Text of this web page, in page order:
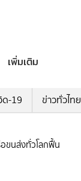
เพิ่มเติม
ด-19 ข่าวทั่วไทย
ขนส่งทั่วโลกฟื้น